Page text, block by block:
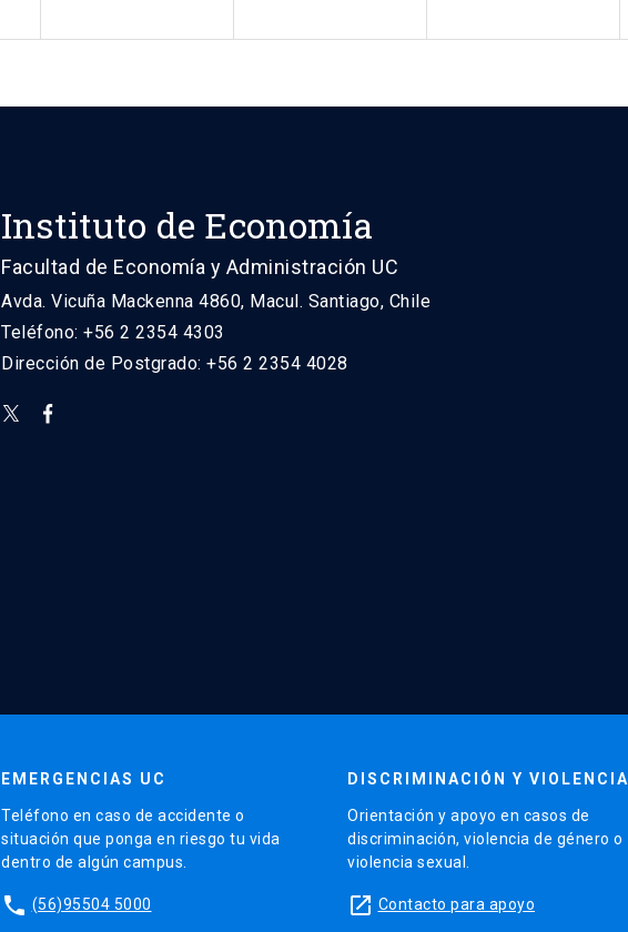
Instituto de Economía
Facultad de Economía y Administración UC
Avda. Vicuña Mackenna 4860, Macul. Santiago, Chile
Teléfono: +56 2 2354 4303
Dirección de Postgrado: +56 2 2354 4028
EMERGENCIAS UC
Teléfono en caso de accidente o
situación que ponga en riesgo tu vida
dentro de algún campus.
phone (56)95504 5000
DISCRIMINACIÓN Y VIOLENCIA
Orientación y apoyo en casos de
discriminación, violencia de género o
violencia sexual.
launch Contacto para apoyo